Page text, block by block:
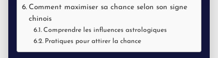
Comment maximiser sa chance selon son signe
chinois
Comprendre les influences astrologiques
Pratiques pour attirer la chance